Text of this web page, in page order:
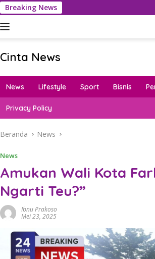
Breaking News Korea
Cinta News
News
Kabar
Inspirasi!
News Lifestyle Sport Bisnis
Privacy Policy
Beranda News
News
Amukan Wali Kota
Ngarti Teu?”
Ibnu Prakoso
Mei 23, 2025